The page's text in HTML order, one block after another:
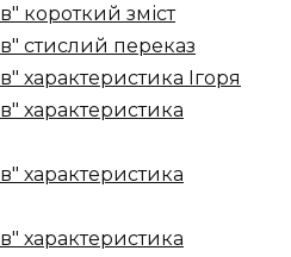
короткий зміст
стислий переказ
характеристика Ігоря
характеристика
характеристика
характеристика